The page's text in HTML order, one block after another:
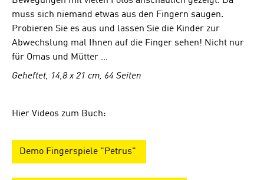
muss sich niemand etwas aus den Fingern saugen.
Probieren Sie es aus und lassen Sie die Kinder zur
Abwechslung mal Ihnen auf die Finger sehen! Nicht nur
für Omas und Mütter …
Geheftet, 14,8 x 21 cm, 64 Seiten
Hier Videos zum Buch:
Demo Fingerspiele "Petrus"